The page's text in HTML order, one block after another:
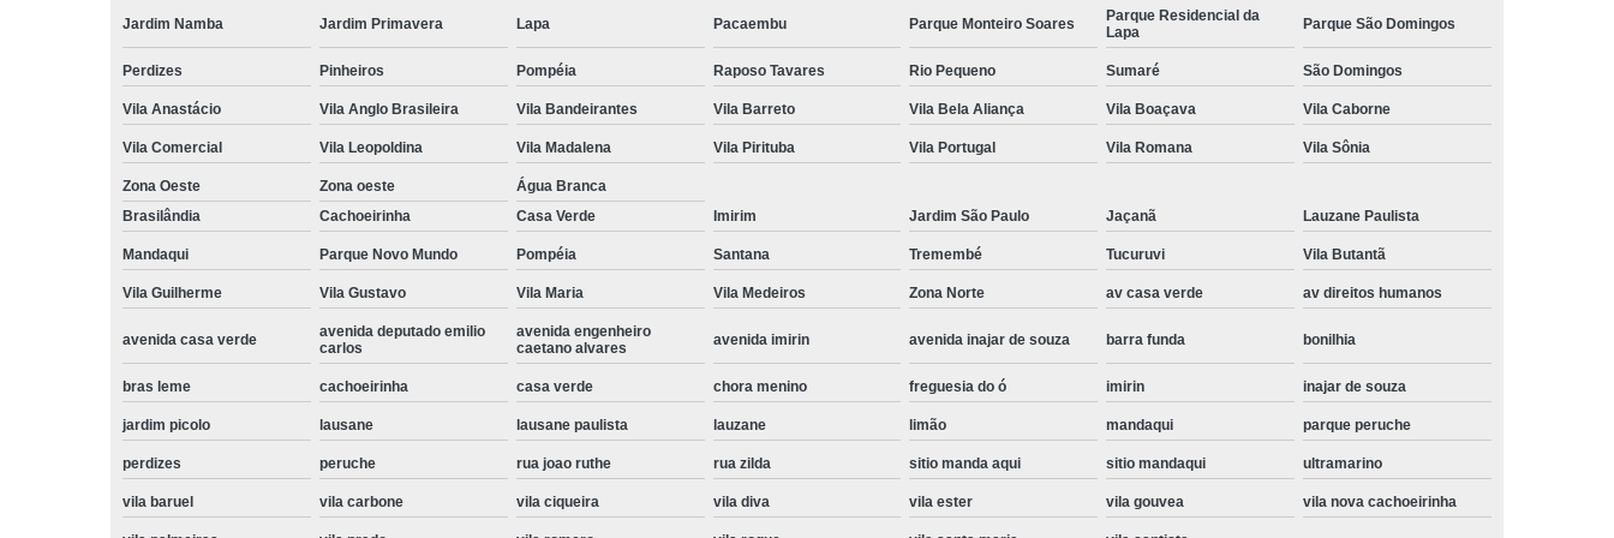
Instalação de Maquina de Lavar Roupa
Instalação de Maquina de Lavar Samsung
Instalação Eletrica Maquina de Lavar Roupa
Instalação Maquina de Lavar Roupa
Instalação Maquina de Lavar Samsung
Instalação Maquina Lavar e Seca
Instalação para Maquina de Lavar Roupa
Instalar Maquina de Lavar Samsung
Samsung Instalação Maquina de Lavar
Instalação de Lava e Seca
Instalação de Lava e Seca Samsung
Instalação de Maquina Lava e Seca
Instalação Lava e Seca
Instalação Lava e Seca Samsung
Instalação Lava Seca
Instalação Samsung Lava e Seca
Lava e Seca Instalação
Lava e Seca Samsung Instalação
Samsung Instalação Lava e Seca
Manutenção de Fogão
Manutenção de Fogão a Gas
Manutenção de Fogão Cooktop
Manutenção de Fogão Electrolux
Manutenção em Fogão
Jardim Namba Jardim Primavera Lapa Pacaembu Parque Monteiro Soares
Parque Residencial da
Lapa
Parque São Domingos
Perdizes Pinheiros Pompéia Raposo Tavares Rio Pequeno Sumaré São Domingos
Vila Anastácio Vila Anglo Brasileira Vila Bandeirantes Vila Barreto Vila Bela Aliança Vila Boaçava Vila Caborne
Vila Comercial Vila Leopoldina Vila Madalena Vila Pirituba Vila Portugal Vila Romana Vila Sônia
Zona Oeste Zona oeste
Água Branca
Brasilândia
Cachoeirinha Casa Verde Imirim Jardim São Paulo Jaçanã Lauzane Paulista
Mandaqui Parque Novo Mundo Pompéia Santana Tremembé Tucuruvi Vila Butantã
Vila Guilherme Vila Gustavo Vila Maria Vila Medeiros Zona Norte av casa verde av direitos humanos
avenida casa verde
avenida deputado emilio
carlos
avenida engenheiro
caetano alvares
avenida imirin avenida inajar de souza barra funda bonilhia
bras leme cachoeirinha casa verde chora menino freguesia do ó imirin inajar de souza
jardim picolo lausane lausane paulista lauzane limão mandaqui parque peruche
perdizes peruche rua joao ruthe rua zilda sitio manda aqui sitio mandaqui ultramarino
vila baruel vila carbone vila ciqueira vila diva vila ester vila gouvea vila nova cachoeirinha